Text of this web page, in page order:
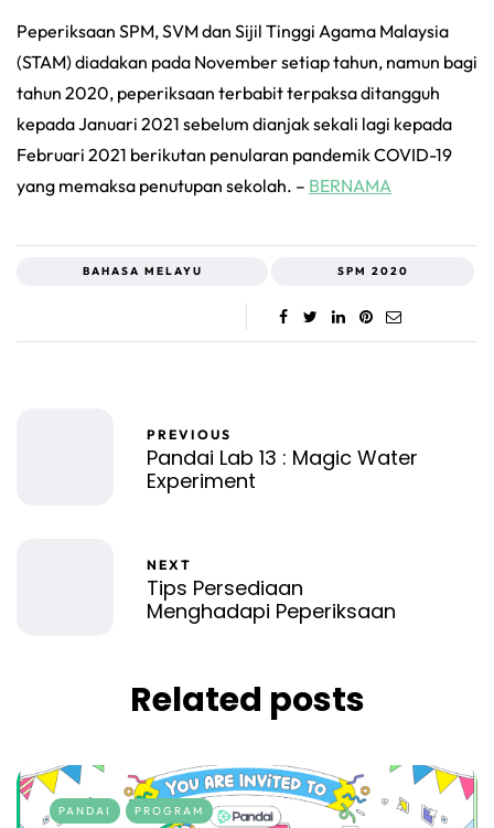
Peperiksaan SPM, SVM dan Sijil Tinggi Agama Malaysia
(STAM) diadakan pada November setiap tahun, namun bagi
tahun 2020, peperiksaan terbabit terpaksa ditangguh
kepada Januari 2021 sebelum dianjak sekali lagi kepada
Februari 2021 berikutan penularan pandemik COVID-19
yang memaksa penutupan sekolah. – BERNAMA
BAHASA MELAYU SPM 2020
PREVIOUS
Pandai Lab 13 : Magic Water
Experiment
NEXT
Tips Persediaan
Menghadapi Peperiksaan
Related posts
PANDAI PROGRAM